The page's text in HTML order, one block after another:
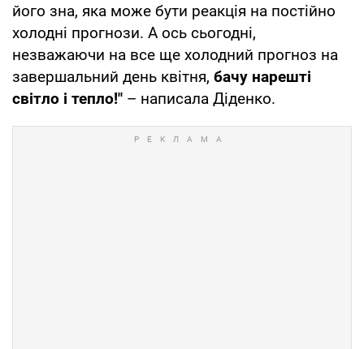
його зна, яка може бути реакція на постійно
холодні прогнози. А ось сьогодні,
незважаючи на все ще холодний прогноз на
завершальний день квітня, бачу нарешті
світло і тепло!" – написала Діденко.